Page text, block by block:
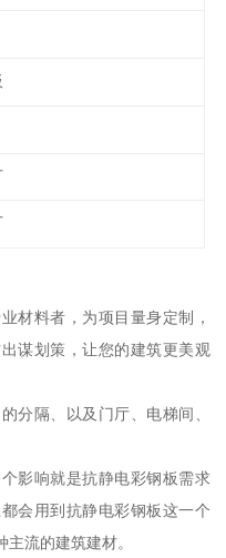
材料者，为项目量身定制，
谋划策，让您的建筑更美观
分隔、以及门厅、电梯间、
影响就是抗静电彩钢板需求
会用到抗静电彩钢板这一个
流的建筑建材。